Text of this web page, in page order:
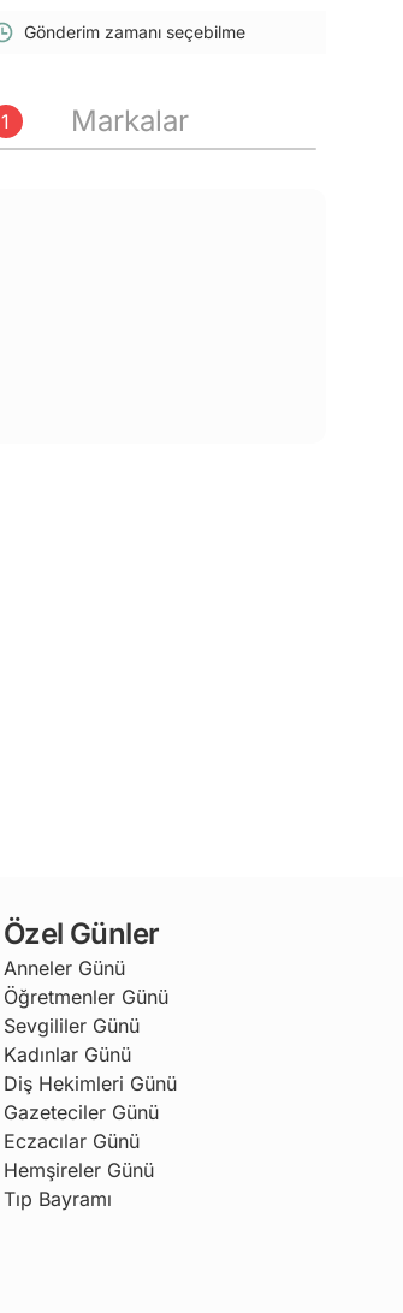
Gönderim zamanı seçebilme
1 Markalar
Özel Günler
Anneler Günü
Öğretmenler Günü
Sevgililer Günü
Kadınlar Günü
Diş Hekimleri Günü
Gazeteciler Günü
Eczacılar Günü
Hemşireler Günü
Tıp Bayramı